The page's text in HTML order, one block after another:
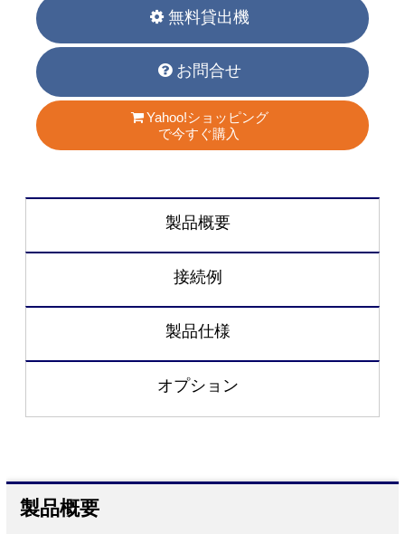
無料貸出機
お問合せ
Yahoo!ショッピング
で今すぐ購入
製品概要
接続例
製品仕様
オプション
製品概要